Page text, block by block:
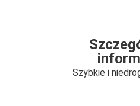
Szybkie i